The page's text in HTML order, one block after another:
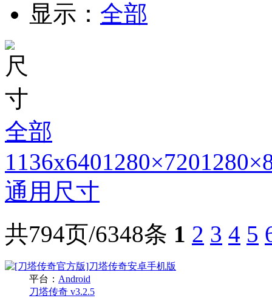
显示： 全部
全部
1136x6401280×720
通用尺寸
共794页/6348条 1 2 3 4 5
平台： Android
刀塔传奇 v3.2.5